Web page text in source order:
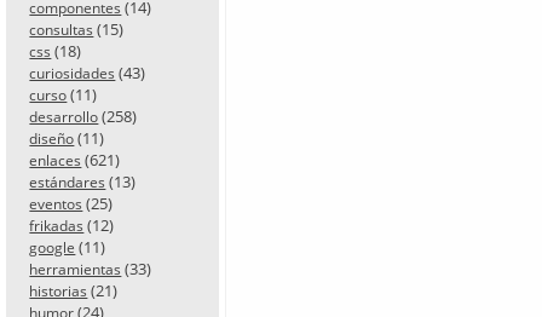
componentes (14)
consultas (15)
css (18)
curiosidades (43)
curso (11)
desarrollo (258)
diseño (11)
enlaces (621)
estándares (13)
eventos (25)
frikadas (12)
google (11)
herramientas (33)
historias (21)
humor (24)